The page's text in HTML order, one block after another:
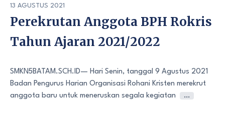
13 AGUSTUS 2021
Perekrutan Anggota BPH Rokris
Tahun Ajaran 2021/2022
SMKN5BATAM.SCH.ID— Hari Senin, tanggal 9 Agustus 2021
Badan Pengurus Harian Organisasi Rohani Kristen merekrut
anggota baru untuk meneruskan segala kegiatan
…